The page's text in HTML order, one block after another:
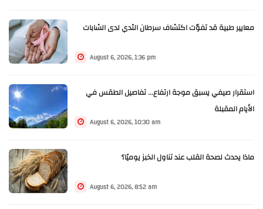
معايير طبية قد تفوّت اكتشاف سرطان الثدي لدى الشابات
August 6, 2026, 1:36 pm
استقرار صيفي يسبق موجة ارتفاع... تفاصيل الطقس في
الأيام المقبلة
August 6, 2026, 10:30 am
ماذا يحدث لصحة القلب عند تناول الخبز يوميًا؟
August 6, 2026, 8:52 am